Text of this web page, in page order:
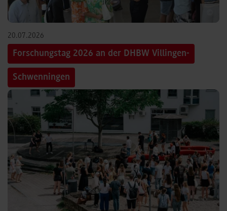
20.07.2026
Forschungstag 2026 an der DHBW Villingen-
Schwenningen